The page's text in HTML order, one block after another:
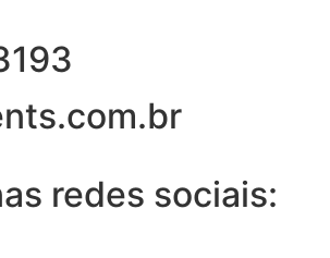
redes sociais: